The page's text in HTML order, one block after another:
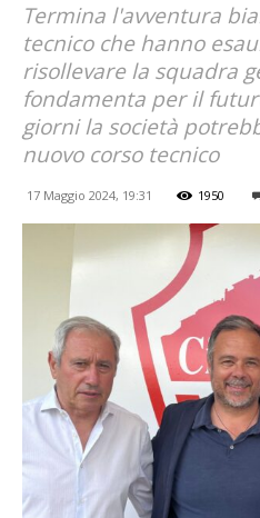
Termina l'avventura
tecnico che hanno
risollevare la squadra
fondamenta per il
giorni la società
nuovo corso tecnico
17 Maggio 2024, 19:31 1950